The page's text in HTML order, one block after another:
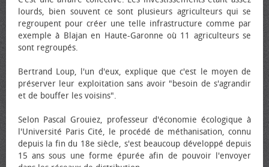
lourds, bien souvent ce sont plusieurs agriculteurs qui se
regroupent pour créer une telle infrastructure comme par
exemple à Blajan en Haute-Garonne où 11 agriculteurs se
sont regroupés.
Bertrand Loup, l'un d'eux, explique que c'est le moyen de
préserver leur exploitation sans avoir "besoin de s'agrandir
et de bouffer les voisins".
Selon Pascal Grouiez, professeur d'économie écologique à
l'Université Paris Cité, le procédé de méthanisation, connu
depuis la fin du 18e siècle, s'est beaucoup développé depuis
15 ans sous une forme épurée afin de pouvoir l'envoyer